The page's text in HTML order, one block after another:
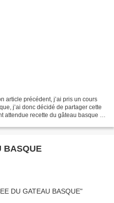
article précédent, j’ai pris un cours
j’ai donc décidé de partager cette
attendue recette du gâteau basque …
BASQUE